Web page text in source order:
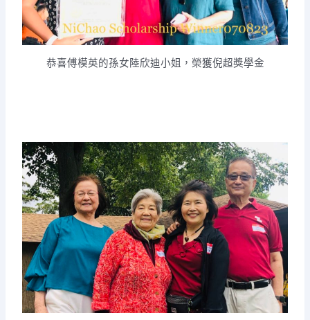
恭喜傅模英的孫女陸欣迪小姐，榮獲倪超獎學金